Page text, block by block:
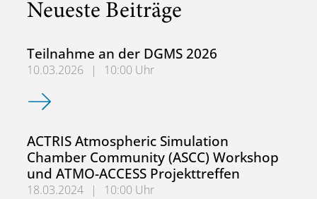
Neueste Beiträge
Teilnahme an der DGMS 2026
10.03.2026 |
10:00 Uhr
Teilnahme an der DGMS 2026
ACTRIS Atmospheric Simulation
Chamber Community (ASCC) Workshop
und ATMO-ACCESS Projekttreffen
18.03.2024 |
10:00 Uhr